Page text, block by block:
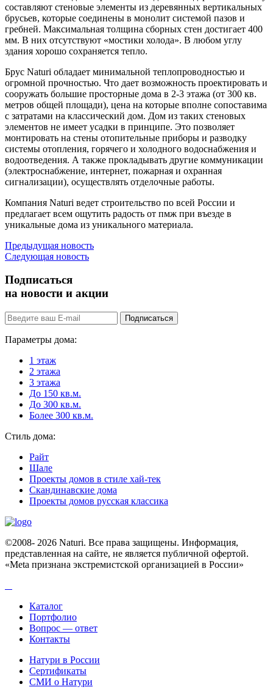
составляют стеновые элементы из деревянных вертикальных
брусьев, которые соединены в монолит системой пазов и
гребней. Максимальная толщина сборных стен достигает 400
мм. В них отсутствуют «мостики холода». В любом углу
здания хорошо сохраняется тепло.
Брус Naturi обладает минимальной теплопроводностью и
огромной прочностью. Что дает возможность проектировать и
сооружать большие просторные дома в 2-3 этажа (от 300 кв.
метров общей площади), цена на которые вполне сопоставима
с затратами на классический дом. Дом из таких стеновых
элементов не имеет усадки в принципе. Это позволяет
монтировать на стены отопительные приборы и разводку
системы отопления, горячего и холодного водоснабжения и
водоотведения. А также прокладывать другие коммуникации
(электроснабжение, интернет, пожарная и охранная
сигнализации), осуществлять отделочные работы.
Компания Naturi ведет строительство по всей России и
предлагает всем ощутить радость от пмж при въезде в
уникальные дома из уникального материала.
Предыдущая новость
Следующая новость
Подписаться
на новости и акции
Подписаться
Параметры дома:
1 этаж
2 этажа
3 этажа
До 150 кв.м.
До 300 кв.м.
Более 300 кв.м.
Стиль дома:
Райт
Шале
Проекты домов в стиле хай-тек
Скандинавские дома
Проекты домов русская классика
©2008- 2026 Naturi. Все права защищены. Информация,
представленная на сайте, не является публичной офертой.
«Meta признана экстремистcкой организацией в России»
Каталог
Портфолио
Вопрос — ответ
Контакты
Натури в России
Сертификаты
СМИ о Натури